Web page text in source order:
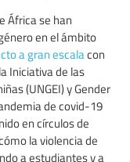
África se han
en el ámbito
a gran escalacon
Iniciativa de las
(UNGEI) y Gender
de covid-19
en círculos de
la violencia de
a estudiantes y a